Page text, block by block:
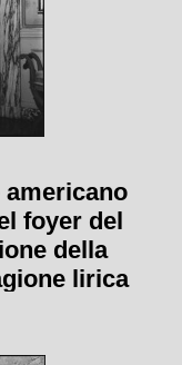
foyer del
della
lirica
da